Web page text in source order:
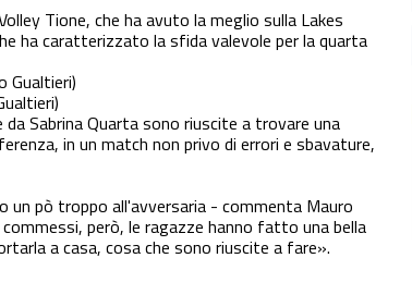
Tione, che ha avuto la meglio sulla Lakes
ha caratterizzato la sfida valevole per la quarta
Sabrina Quarta sono riuscite a trovare una
in un match non privo di errori e sbavature,
pò troppo all'avversaria - commenta Mauro
però, le ragazze hanno fatto una bella
a casa, cosa che sono riuscite a fare».